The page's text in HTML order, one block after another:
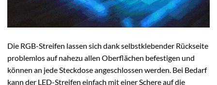
Die RGB-Streifen lassen sich dank selbstklebender Rückseite
problemlos auf nahezu allen Oberflächen befestigen und
können an jede Steckdose angeschlossen werden. Bei Bedarf
kann der LED-Streifen einfach mit einer Schere auf die